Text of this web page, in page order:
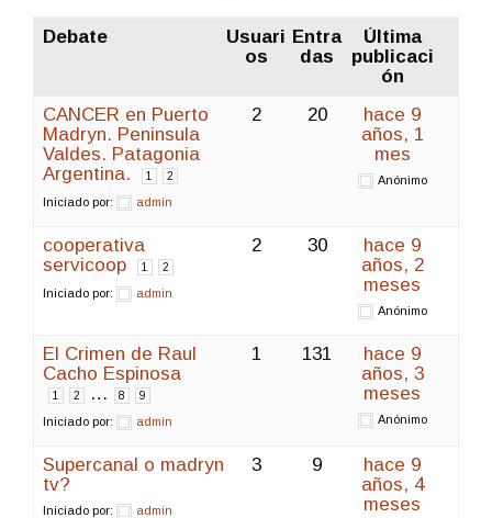
Debate
Usuari
os
Entra
das
Última
publicaci
ón
CANCER en Puerto
Madryn. Peninsula
Valdes. Patagonia
Argentina.
1 2
Iniciado por: admin
2 20
hace 9
años, 1
mes
Anónimo
cooperativa
servicoop
1 2
Iniciado por: admin
2 30
hace 9
años, 2
meses
Anónimo
El Crimen de Raul
Cacho Espinosa
1 2 … 8 9
Iniciado por: admin
1 131
hace 9
años, 3
meses
Anónimo
Supercanal o madryn
tv?
Iniciado por: admin
3 9
hace 9
años, 4
meses